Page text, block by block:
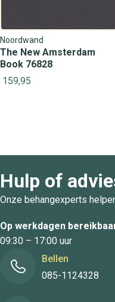
Noordwand
The New Amsterdam
Book 76828
159,95
Hulp of
Onze behangexperts
Op werkdagen
09:30 – 17:00 uur
Bellen
085-1124328